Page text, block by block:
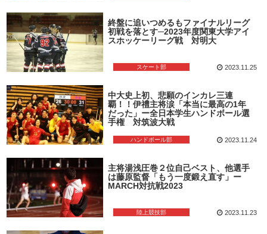
スケート部
終盤に追いつめるもファイナルリーグ
初戦を落とす─2023年度関東大学アイ
スホッケーリーグ戦 対明大
2023.11.25
ハンドボール部
中大史上初、悲願のインカレ三連
覇！！伊禮主将涙「本当に最高の1年
だった」ー全日本学生ハンドボール選
手権 対筑波大戦
2023.11.24
陸上競技部
主将湯浅圧巻２位自己ベスト、他選手
は藤原監督「もう一度鍛え直す」ー
MARCH対抗戦2023
2023.11.23